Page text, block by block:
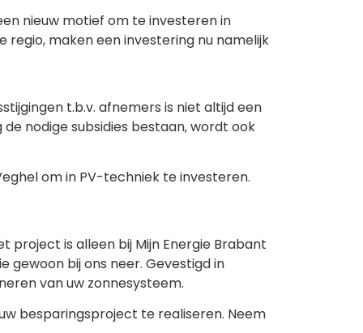
nieuw motief om te investeren in
regio, maken een investering nu namelijk
t.b.v. afnemers is niet altijd een
nodige subsidies bestaan, wordt ook
om in PV-techniek te investeren.
project is alleen bij Mijn Energie Brabant
bij ons neer. Gevestigd in
van uw zonnesysteem.
besparingsproject te realiseren. Neem